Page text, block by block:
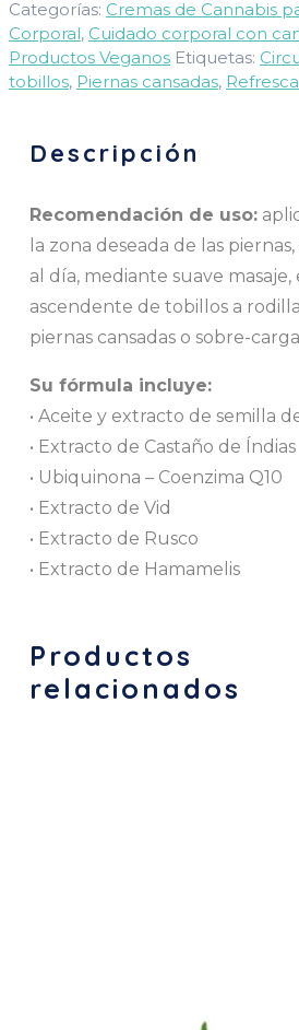
Categorías: Cremas de Cannabis
Corporal, Cuidado corporal con
Productos Veganos Etiquetas:
tobillos, Piernas cansadas,
Descripción
Recomendación de uso:
la zona deseada de las
al día, mediante suave
ascendente de tobillos a
piernas cansadas o sobre-
Su fórmula incluye:
• Aceite y extracto de semilla
• Extracto de Castaño de Índias
• Ubiquinona – Coenzima Q10
• Extracto de Vid
• Extracto de Rusco
• Extracto de Hamamelis
Productos
relacionados